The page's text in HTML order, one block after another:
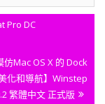
Pro DC
化和導航】Winstep
繁體中文 正式版